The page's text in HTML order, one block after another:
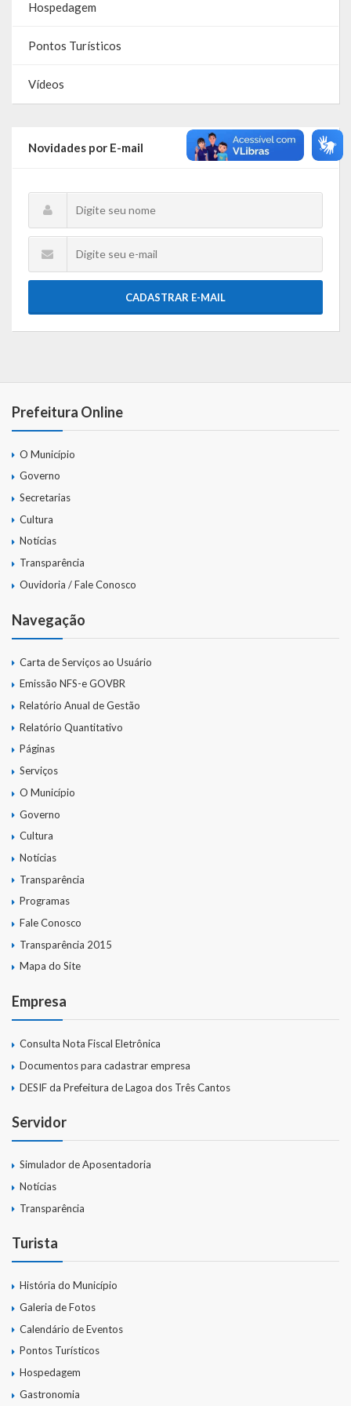
Galeria de Soberanas
Galeria de Vereadores
Galeria de Fotos
Programas
Publicações
Covid 19
Planos
SIAFIC
Relatório Anual de Gestão
Editais de Licitações
Prestação de Contas
Legislação
Lei Municipal
Parcerias – LEI 13.019/2014
RGF
RREO
LOA
LDO
Transparência
Apresentação
Portal da Transparência
Emendas Parlamentares Federais
Emendas Parlamentares Estaduais
Fala Cidadão
ITBI Online
Portal do Cidadão
Carta de Serviços ao Usuário
Transparência 2015
Hospedagem
Pontos Turísticos
Vídeos
Novidades por E-mail
CADASTRAR E-MAIL
Prefeitura Online
O Município
Governo
Secretarias
Cultura
Notícias
Transparência
Ouvidoria / Fale Conosco
Navegação
Carta de Serviços ao Usuário
Emissão NFS-e GOVBR
Relatório Anual de Gestão
Relatório Quantitativo
Páginas
Serviços
O Município
Governo
Cultura
Notícias
Transparência
Programas
Fale Conosco
Transparência 2015
Mapa do Site
Empresa
Consulta Nota Fiscal Eletrônica
Documentos para cadastrar empresa
DESIF da Prefeitura de Lagoa dos Três Cantos
Servidor
Simulador de Aposentadoria
Notícias
Transparência
Turista
História do Município
Galeria de Fotos
Calendário de Eventos
Pontos Turísticos
Hospedagem
Gastronomia